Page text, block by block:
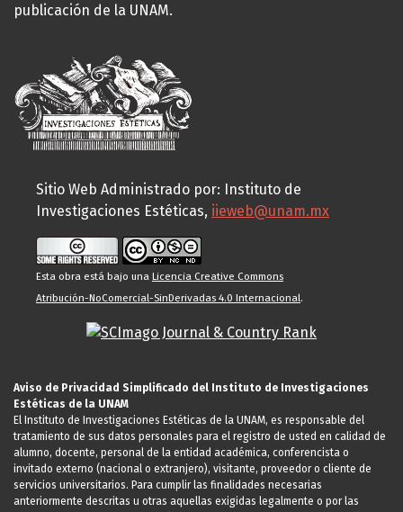
publicación de la UNAM.
Sitio Web Administrado por: Instituto de
Investigaciones Estéticas, iieweb@unam.mx
Esta obra está bajo una Licencia Creative Commons
Atribución-NoComercial-SinDerivadas 4.0 Internacional.
Aviso de Privacidad Simplificado del Instituto de Investigaciones
Estéticas de la UNAM
El Instituto de Investigaciones Estéticas de la UNAM, es responsable del
tratamiento de sus datos personales para el registro de usted en calidad de
alumno, docente, personal de la entidad académica, conferencista o
invitado externo (nacional o extranjero), visitante, proveedor o cliente de
servicios universitarios. Para cumplir las finalidades necesarias
anteriormente descritas u otras aquellas exigidas legalmente o por las